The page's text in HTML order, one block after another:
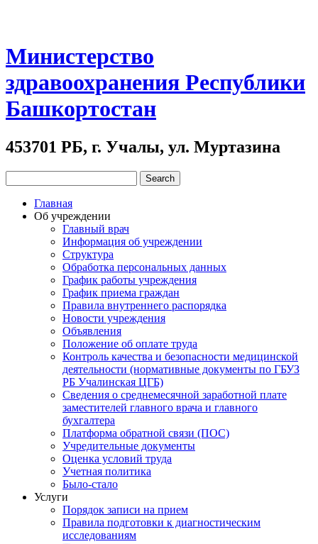
Министерство
здравоохранения Республики
Башкортостан
453701 РБ, г. Учалы, ул. Муртазина
Главная
Об учреждении
Главный врач
Информация об учреждении
Структура
Обработка персональных данных
График работы учреждения
График приема граждан
Правила внутреннего распорядка
Новости учреждения
Объявления
Положение об оплате труда
Контроль качества и безопасности медицинской
деятельности (нормативные документы по ГБУЗ
РБ Учалинская ЦГБ)
Сведения о среднемесячной заработной плате
заместителей главного врача и главного
бухгалтера
Платформа обратной связи (ПОС)
Учредительные документы
Оценка условий труда
Учетная политика
Было-стало
Услуги
Порядок записи на прием
Правила подготовки к диагностическим
исследованиям